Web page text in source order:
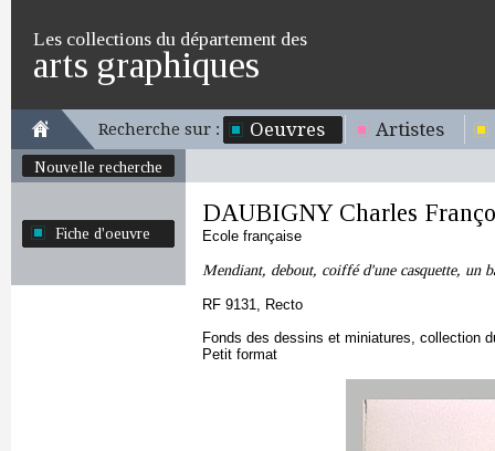
Les collections du département des
arts graphiques
Recherche sur : Oeuvres Artistes
Nouvelle recherche
Fiche d'oeuvre
DAUBIGNY Charles
Ecole française
Mendiant, debout, coiffé d'une casquette, un
RF 9131, Recto
Fonds des dessins et miniatures, collection
Petit format